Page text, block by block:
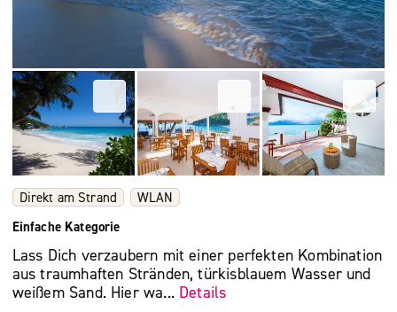
Direkt am Strand
WLAN
Einfache Kategorie
Lass Dich verzaubern mit einer perfekten Kombination
aus traumhaften Stränden, türkisblauem Wasser und
weißem Sand. Hier wa... Details